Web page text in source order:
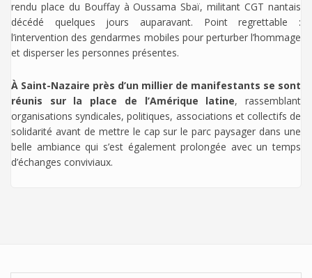
rendu place du Bouffay à Oussama Sbaï, militant CGT nantais
décédé quelques jours auparavant. Point regrettable :
l’intervention des gendarmes mobiles pour perturber l’hommage
et disperser les personnes présentes.
À Saint-Nazaire près d’un millier de manifestants se sont
réunis sur la place de l’Amérique latine, rassemblant
organisations syndicales, politiques, associations et collectifs de
solidarité avant de mettre le cap sur le parc paysager dans une
belle ambiance qui s’est également prolongée avec un temps
d’échanges conviviaux.